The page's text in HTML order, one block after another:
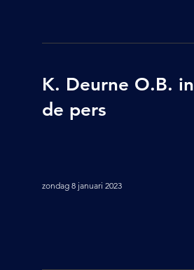
K. Deurne O.B. in
de pers
zondag 8 januari 2023